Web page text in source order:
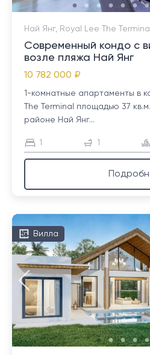
Най Янг, Royal Lee The Terminal
Современный кондо с
возле пляжа Най Янг
10 782 000 ₽
1-комнатные апартаменты в
The Terminal площадью 37
районе Най Янг...
1 1
Вилла